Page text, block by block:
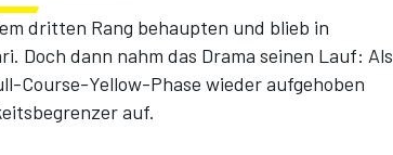
dritten Rang behaupten und blieb in
Doch dann nahm das Drama seinen Lauf: Als
Course-Yellow-Phase wieder aufgehoben
auf.